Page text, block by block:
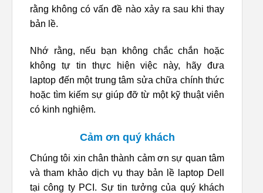
rằng không có vấn đề nào xảy ra sau khi thay
bản lề.
Nhớ rằng, nếu bạn không chắc chắn hoặc
không tự tin thực hiện việc này, hãy đưa
laptop đến một trung tâm sửa chữa chính thức
hoặc tìm kiếm sự giúp đỡ từ một kỹ thuật viên
có kinh nghiệm.
Cảm ơn quý khách
Chúng tôi xin chân thành cảm ơn sự quan tâm
và tham khảo dịch vụ thay bản lề laptop Dell
tại công ty PCI. Sự tin tưởng của quý khách